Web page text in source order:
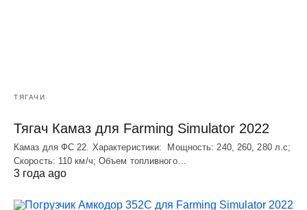
ТЯГАЧИ
Тягач Камаз для Farming Simulator 2022
Камаз для ФС 22. Характеристики: Мощность: 240, 260, 280 л.с;
Скорость: 110 км/ч; Объем топливного…
3 года ago